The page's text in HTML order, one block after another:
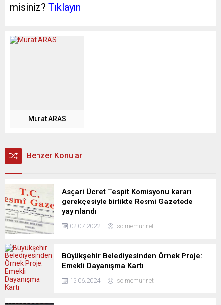
misiniz? Tıklayın
Murat ARAS
Benzer Konular
Asgari Ücret Tespit Komisyonu kararı
gerekçesiyle birlikte Resmi Gazetede
yayınlandı
02.07.2022 iscimemur.net
Büyükşehir Belediyesinden Örnek Proje:
Emekli Dayanışma Kartı
16.06.2024 iscimemur.net